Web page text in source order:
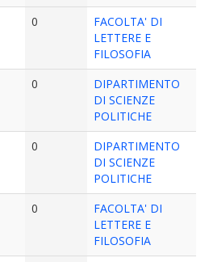
0
FACOLTA' DI
LETTERE E
FILOSOFIA
0
DIPARTIMENTO
DI SCIENZE
POLITICHE
0
DIPARTIMENTO
DI SCIENZE
POLITICHE
0
FACOLTA' DI
LETTERE E
FILOSOFIA